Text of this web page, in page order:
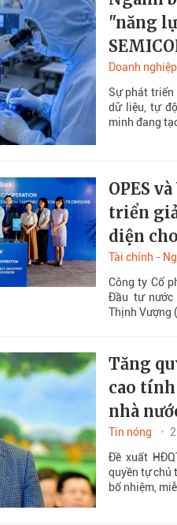
"năng
Doanh nghiệp
Sự phát triển
dữ liệu, tự
minh đang
OPES
triển
diện
Tài chính -
Công ty Cổ
Đầu tư nước
Thịnh Vượng
Tăng
cao
nhà
Tin nóng
Đề xuất
quyền tự chủ
bổ nhiệm,